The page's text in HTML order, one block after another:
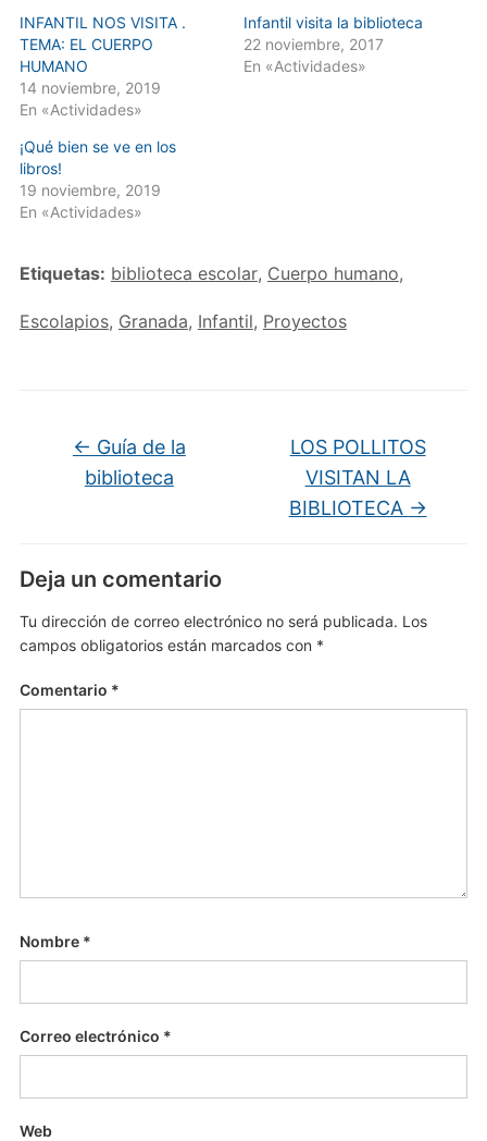
INFANTIL NOS VISITA .
TEMA: EL CUERPO
HUMANO
14 noviembre, 2019
En «Actividades»
Infantil visita la biblioteca
22 noviembre, 2017
En «Actividades»
¡Qué bien se ve en los
libros!
19 noviembre, 2019
En «Actividades»
Etiquetas: biblioteca escolar, Cuerpo humano,
Escolapios, Granada, Infantil, Proyectos
← Guía de la
biblioteca
LOS POLLITOS
VISITAN LA
BIBLIOTECA →
Deja un comentario
Tu dirección de correo electrónico no será publicada. Los
campos obligatorios están marcados con *
Comentario *
Nombre *
Correo electrónico *
Web